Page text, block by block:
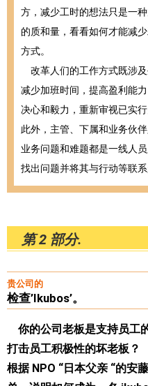
方，减少工时的想法只是一
的质和量，看看如何才能减
方式。
改革人们的工作方式既涉
减少加班时间，提高盈利能
决心和毅力，重新审视已实
此外，主管、下属和业务伙
业务问题和难题都是一线人
找出问题并将其与行动等联系
第 2 部分.
贵公司的
检查’Ikubos’。
你的公司老板是支持员工
打击员工积极性的坏老板
根据 NPO “日本父亲 “的安